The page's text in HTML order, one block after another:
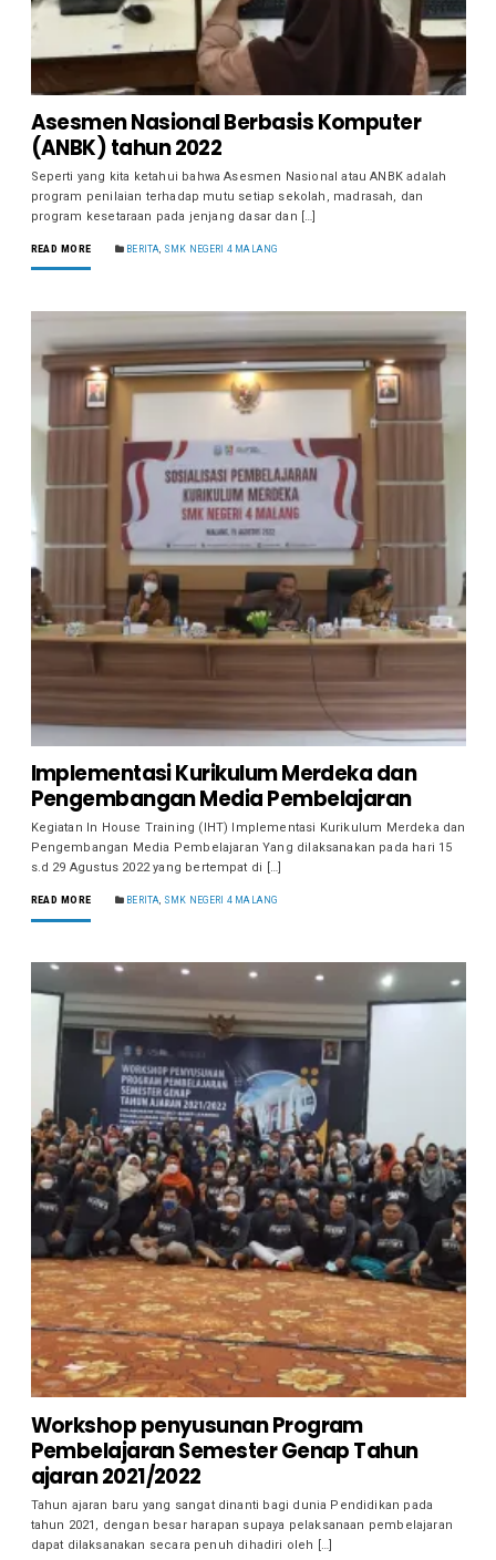
Asesmen Nasional Berbasis Komputer
(ANBK) tahun 2022
Seperti yang kita ketahui bahwa Asesmen Nasional atau ANBK adalah
program penilaian terhadap mutu setiap sekolah, madrasah, dan
program kesetaraan pada jenjang dasar dan […]
READ MORE BERITA, SMK NEGERI 4 MALANG
Implementasi Kurikulum Merdeka dan
Pengembangan Media Pembelajaran
Kegiatan In House Training (IHT) Implementasi Kurikulum Merdeka dan
Pengembangan Media Pembelajaran Yang dilaksanakan pada hari 15
s.d 29 Agustus 2022 yang bertempat di […]
READ MORE BERITA, SMK NEGERI 4 MALANG
Workshop penyusunan Program
Pembelajaran Semester Genap Tahun
ajaran 2021/2022
Tahun ajaran baru yang sangat dinanti bagi dunia Pendidikan pada
tahun 2021, dengan besar harapan supaya pelaksanaan pembelajaran
dapat dilaksanakan secara penuh dihadiri oleh […]